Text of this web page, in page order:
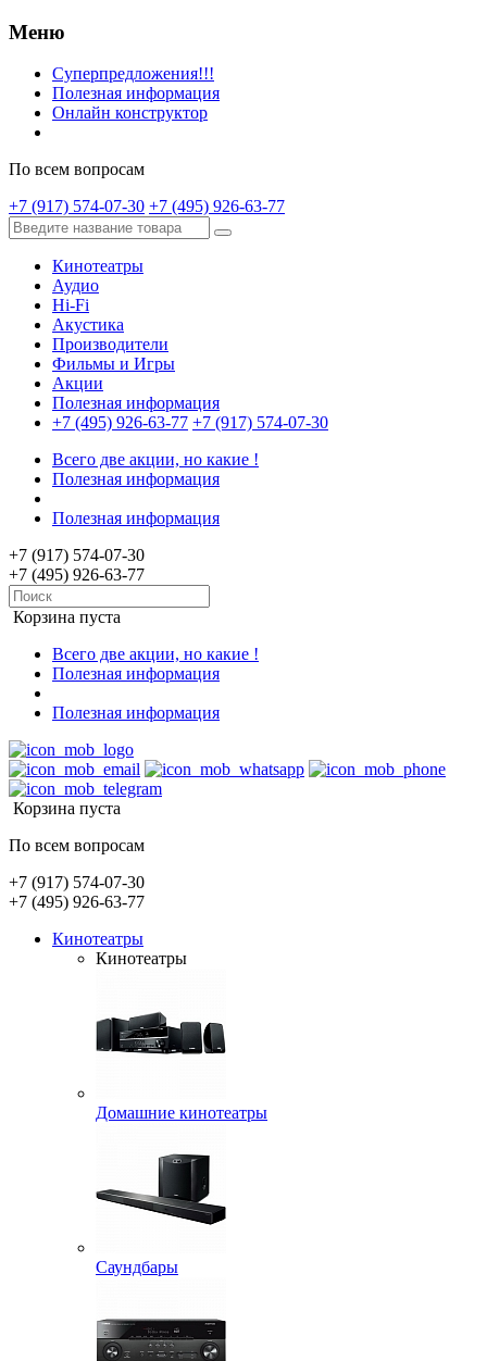
Меню
Суперпредложения!!!
Полезная информация
Онлайн конструктор
По всем вопросам
+7 (917) 574-07-30 +7 (495) 926-63-77
Кинотеатры
Аудио
Hi-Fi
Акустика
Производители
Фильмы и Игры
Акции
Полезная информация
+7 (495) 926-63-77 +7 (917) 574-07-30
Всего две акции, но какие !
Полезная информация
Полезная информация
+7 (917) 574-07-30
+7 (495) 926-63-77
Корзина пуста
Всего две акции, но какие !
Полезная информация
Полезная информация
Корзина пуста
По всем вопросам
+7 (917) 574-07-30
+7 (495) 926-63-77
Кинотеатры
Кинотеатры
Домашние кинотеатры
Саундбары